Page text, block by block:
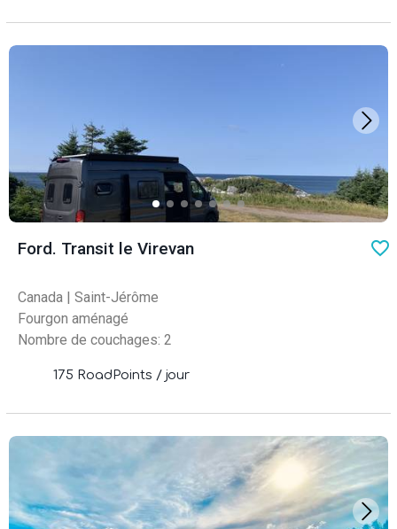
Ford. Transit le Virevan
Canada | Saint-Jérôme
Fourgon aménagé
Nombre de couchages: 2
175 RoadPoints / jour